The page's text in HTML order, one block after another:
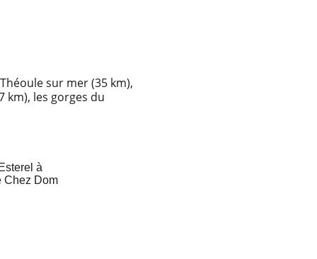
sur mer (35 km),
km), les gorges du